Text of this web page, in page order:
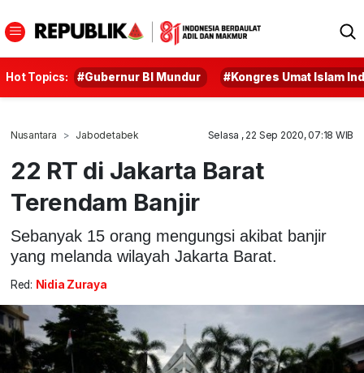
Hot Topics: #Gubernur BI Mundur #Kongres Umat Islam
Nusantara Jabodetabek Selasa , 22 Sep 2020, 07:18 WIB
22 RT di Jakarta Barat
Terendam Banjir
Sebanyak 15 orang mengungsi akibat banjir
yang melanda wilayah Jakarta Barat.
Red: Nidia Zuraya